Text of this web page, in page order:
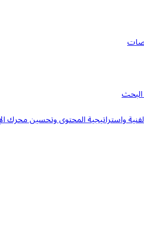
واستراتيجية المحتوى وتحسين محرك